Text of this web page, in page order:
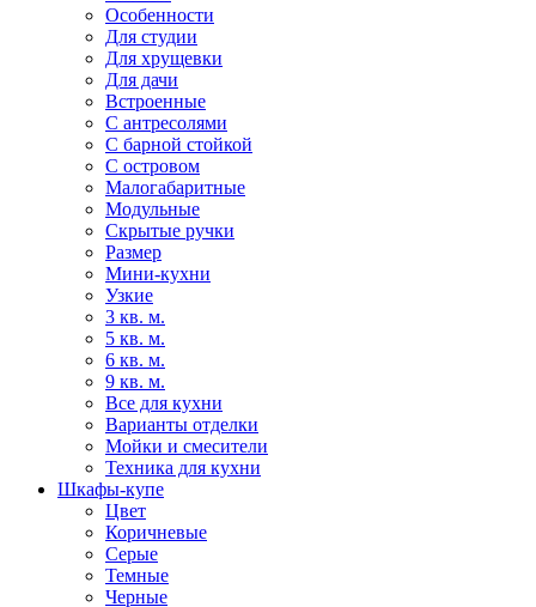
Особенности
Для студии
Для хрущевки
Для дачи
Встроенные
С антресолями
С барной стойкой
С островом
Малогабаритные
Модульные
Скрытые ручки
Размер
Мини-кухни
Узкие
3 кв. м.
5 кв. м.
6 кв. м.
9 кв. м.
Все для кухни
Варианты отделки
Мойки и смесители
Техника для кухни
Шкафы-купе
Цвет
Коричневые
Серые
Темные
Черные